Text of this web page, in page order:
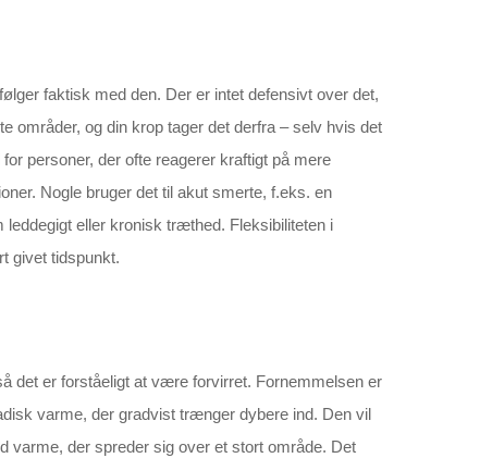
faktisk med den. Der er intet defensivt over det,
områder, og din krop tager det derfra – selv hvis det
personer, der ofte reagerer kraftigt på mere
Nogle bruger det til akut smerte, f.eks. en
eller kronisk træthed. Fleksibiliteten i
givet tidspunkt.
det er forståeligt at være forvirret. Fornemmelsen er
varme, der gradvist trænger dybere ind. Den vil
der spreder sig over et stort område. Det